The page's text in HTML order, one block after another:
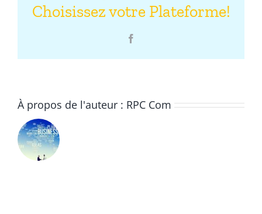
Choisissez votre Plateforme!
À propos de l'auteur : RPC Com